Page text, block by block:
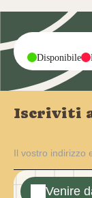
Disponibile
Iscriviti
Venire